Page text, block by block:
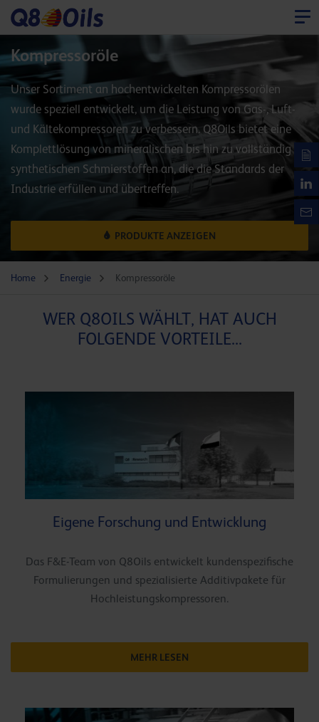
Kompressoröle
Unser Sortiment an hochentwickelten Kompressorölen
wurde speziell entwickelt, um die Leistung von Gas-, Luft-
und Kältekompressoren zu verbessern. Q8Oils bietet eine
Komplettlösung von mineralischen bis hin zu vollständig
synthetischen Schmierstoffen an, die die Standards der
Industrie erfüllen und übertreffen.
PRODUKTE ANZEIGEN
Home Energie Kompressoröle
WER Q8OILS WÄHLT, HAT AUCH
FOLGENDE VORTEILE...
Eigene Forschung und Entwicklung
Das F&E-Team von Q8Oils entwickelt kundenspezifische
Formulierungen und spezialisierte Additivpakete für
Hochleistungskompressoren.
MEHR LESEN